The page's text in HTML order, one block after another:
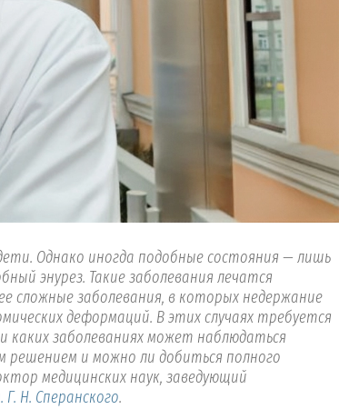
Однако иногда подобные состояния — лишь
энурез. Такие заболевания лечатся
сложные заболевания, в которых недержание
деформаций. В этих случаях требуется
каких заболеваниях может наблюдаться
решением и можно ли добиться полного
медицинских наук, заведующий
Н. Сперанского.